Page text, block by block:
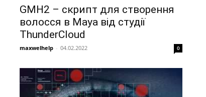
GMH2 – скрипт для створення
волосся в Maya від студії
ThunderCloud
maxwelhelp - 04.02.2022 0